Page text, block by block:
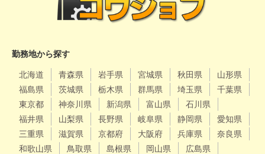
勤務地から探す
北海道 青森県 岩手県 宮城県 秋田県
山形県
福島県
茨城県 栃木県 群馬県 埼玉県
千葉県
東京都
神奈川県 新潟県 富山県
石川県
福井県
山梨県 長野県 岐阜県 静岡県
愛知県
三重県
滋賀県 京都府 大阪府 兵庫県
奈良県
和歌山県
鳥取県 島根県 岡山県
広島県